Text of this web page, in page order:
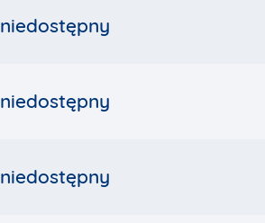
niedostępny
niedostępny
niedostępny